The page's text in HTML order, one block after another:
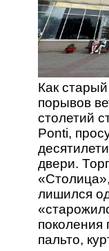
Как
порывов
столетий
Ponti,
двери.
лишился
поколения
пальто,